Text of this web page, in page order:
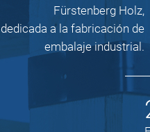
Fürstenberg Holz,
dedicada a la fabricación de
embalaje industrial.